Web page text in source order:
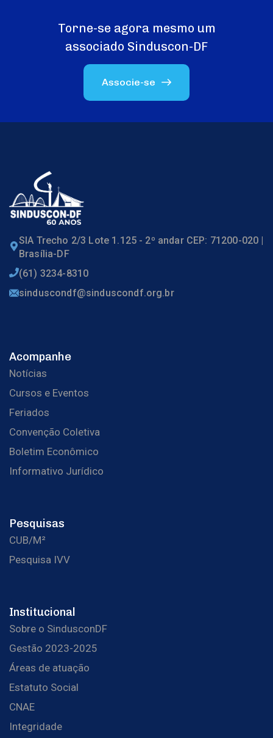
Torne-se agora mesmo um
associado Sinduscon-DF
Associe-se
SIA Trecho 2/3 Lote 1.125 - 2º andar CEP: 71200-020 |
Brasília-DF
(61) 3234-8310
sinduscondf@sinduscondf.org.br
Acompanhe
Notícias
Cursos e Eventos
Feriados
Convenção Coletiva
Boletim Econômico
Informativo Jurídico
Pesquisas
CUB/M²
Pesquisa IVV
Institucional
Sobre o SindusconDF
Gestão 2023-2025
Áreas de atuação
Estatuto Social
CNAE
Integridade